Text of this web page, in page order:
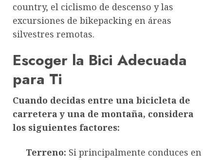
country, el ciclismo de descenso y las
excursiones de bikepacking en áreas
silvestres remotas.
Escoger la Bici Adecuada
para Ti
Cuando decidas entre una bicicleta de
carretera y una de montaña, considera
los siguientes factores:
Terreno: Si principalmente conduces en